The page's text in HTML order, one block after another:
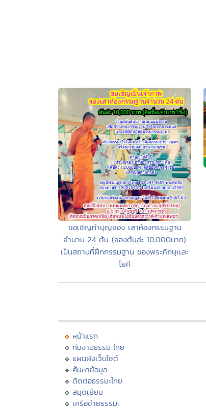
ขอเชิญทำบุญจอง เสาห้องกรรมฐาน
จำนวน 24 ต้น (จองต้นล่ะ 10,000บาท)
เป็นสถานที่ฝึกกรรมฐาน ของพระภิกษุเเละ
โยคี
หน้าแรก
ทีมงานธรรมะไทย
แผนผังเว็บไซต์
ค้นหาข้อมูล
ติดต่อธรรมะไทย
สมุดเยี่ยม
เครือข่ายธรรมะ